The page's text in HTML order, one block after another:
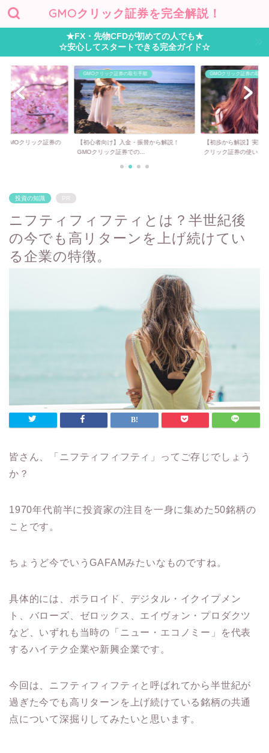
GMOクリック証券を完全解説！
★FX・先物CFDが初めての人でも★
☆安心してスタートできる完全ガイド☆
リック証券の取引手順
者向け】入金・振替から解説！
GMOクリック証券の取引手順
【初歩から解説】実際の取引方法！GMO
クリック証券の使い...
GMOクリ
GMOクリ
投資の知識 PR
ニフティフィフティとは？半世紀後
の今でも高リターンを上げ続けてい
る企業の特徴。
皆さん、「ニフティフィフティ」ってご存じでしょう
か？
1970年代前半に投資家の注目を一身に集めた50銘柄の
ことです。
ちょうど今でいうGAFAMみたいなものですね。
具体的には、ポラロイド、デジタル・イクイプメン
ト、バローズ、ゼロックス、エイヴォン・プロダクツ
など、いずれも当時の「ニュー・エコノミー」を代表
するハイテク企業や新興企業です。
今回は、ニフティフィフティと呼ばれてから半世紀が
過ぎた今でも高リターンを上げ続けている銘柄の共通
点について深掘りしてみたいと思います。